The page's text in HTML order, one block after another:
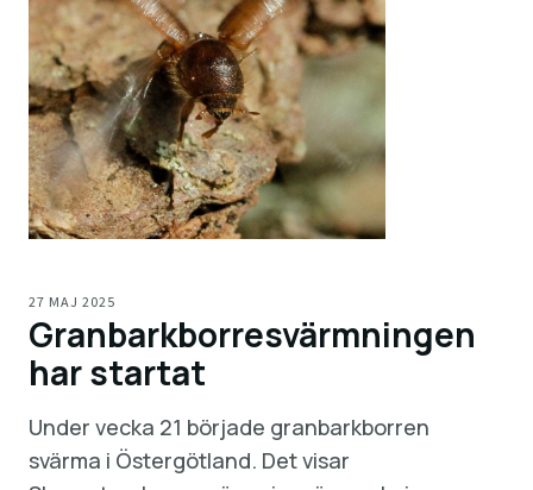
27 MAJ 2025
Granbarkborresvärmningen
har startat
Under vecka 21 började granbarkborren
svärma i Östergötland. Det visar